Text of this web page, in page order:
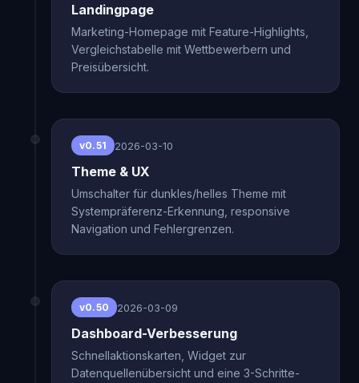
Landingpage
Marketing-Homepage mit Feature-Highlights,
Vergleichstabelle mit Wettbewerbern und
Preisübersicht.
v0.51 2026-03-10
Theme & UX
Umschalter für dunkles/helles Theme mit
Systempräferenz-Erkennung, responsive
Navigation und Fehlergrenzen.
v0.50 2026-03-09
Dashboard-Verbesserung
Schnellaktionskarten, Widget zur
Datenquellenübersicht und eine 3-Schritte-